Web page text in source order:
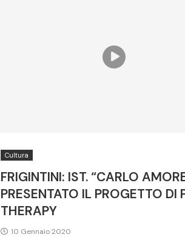
Cultura
FRIGINTINI: IST. “CARLO
PRESENTATO IL PROGETTO DI
THERAPY
10 Gennaio 2020